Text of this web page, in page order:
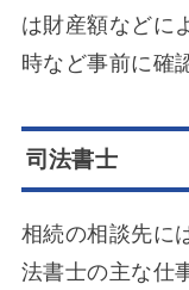
は財産額などに
時など事前に確
司法書士
相続の相談先に
法書士の主な仕